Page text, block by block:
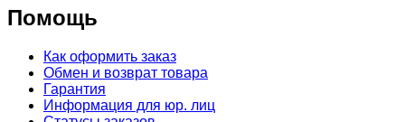
Помощь
Как оформить заказ
Обмен и возврат товара
Гарантия
Информация для юр. лиц